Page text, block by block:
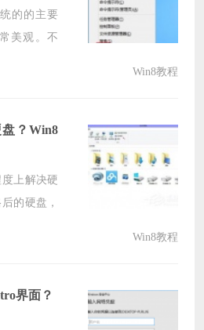
的的主要
美观。不
Win8教程
？Win8
上解决硬
的硬盘，
盘呢？下
Win8教程
界面？